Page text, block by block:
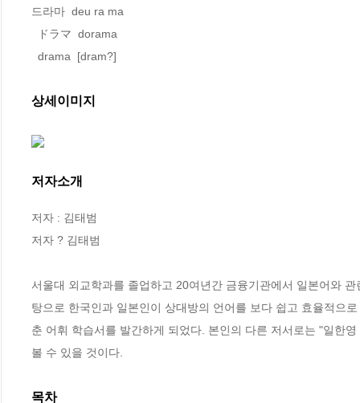
드라마  deu ra ma
  drama  [dram?]
상세이미지
저자소개
저자 : 김태범
저자 ? 김태범
서울대 외교학과를 졸업하고 20여년간 금융기관에서 일본어와
탕으로 한국인과 일본인이 상대방의 언어를 보다 쉽고 효율적으
춘 어휘 학습서를 발간하게 되었다. 본인의 다른 저서로는 "일한
볼 수 있을 것이다.
목차